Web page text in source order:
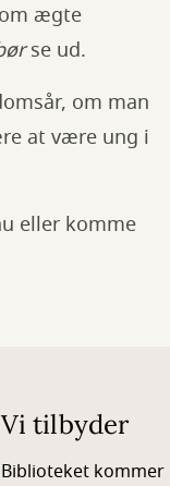
ægte
se ud.
om man
at være ung i
eller komme
Vi tilbyder
Biblioteket kommer